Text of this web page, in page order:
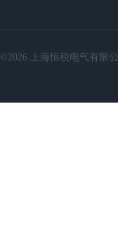
©2026 上海恒税电气有限